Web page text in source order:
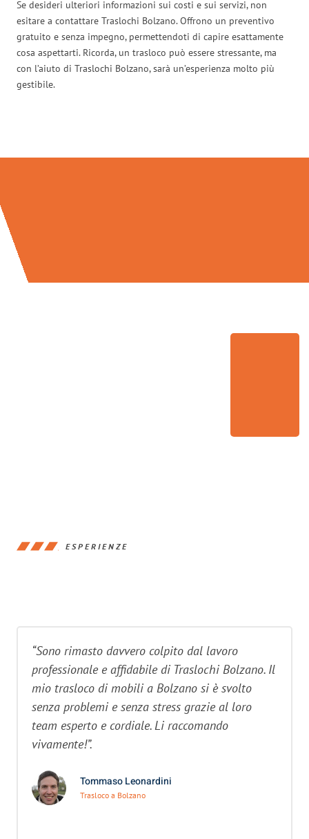
Se desideri ulteriori informazioni sui costi e sui servizi, non
esitare a contattare Traslochi Bolzano. Offrono un preventivo
gratuito e senza impegno, permettendoti di capire esattamente
cosa aspettarti. Ricorda, un trasloco può essere stressante, ma
con l’aiuto di Traslochi Bolzano, sarà un’esperienza molto più
gestibile.
ESPERIENZE
“Sono rimasto davvero colpito dal lavoro
professionale e affidabile di Traslochi Bolzano. Il
mio trasloco di mobili a Bolzano si è svolto
senza problemi e senza stress grazie al loro
team esperto e cordiale. Li raccomando
vivamente!”.
Tommaso Leonardini
Trasloco a Bolzano